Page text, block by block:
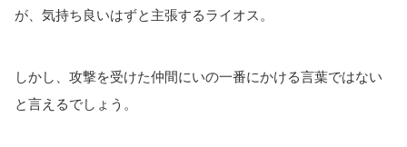
が、気持ち良いはずと主張するライオス。
しかし、攻撃を受けた仲間にいの一番にかける言葉ではない
と言えるでしょう。